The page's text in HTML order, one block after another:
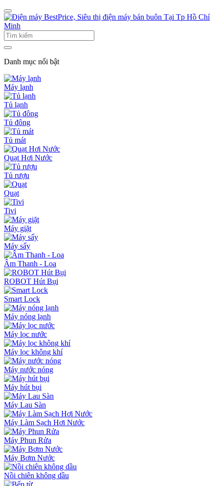
Danh mục nổi bật
Máy lạnh
Tủ lạnh
Tủ đông
Tủ mát
Quạt Hơi Nước
Tủ rượu
Quạt
Tivi
Máy giặt
Máy sấy
Âm Thanh - Loa
ROBOT Hút Bụi
Smart Lock
Máy nóng lạnh
Máy lọc nước
Máy lọc không khí
Máy nước nóng
Máy hút bụi
Máy Lau Sàn
Máy Làm Sạch Hơi Nước
Máy Phun Rửa
Máy Bơm Nước
Nồi chiên không dầu